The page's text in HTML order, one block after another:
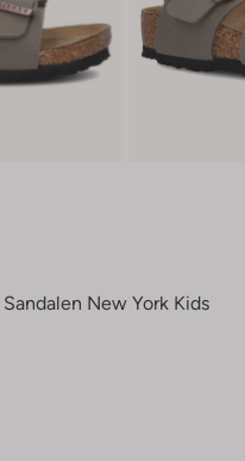
New York Kids